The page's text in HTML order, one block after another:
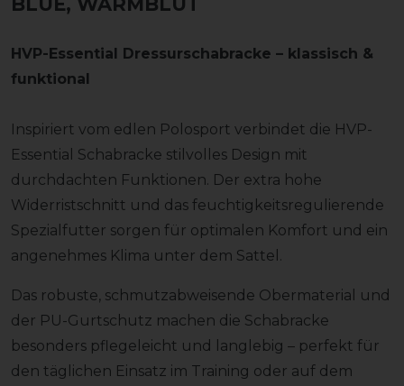
HVP-Essential Dressurschabracke – klassisch &
funktional
Inspiriert vom edlen Polosport verbindet die HVP-
Essential Schabracke stilvolles Design mit
durchdachten Funktionen. Der extra hohe
Widerristschnitt und das feuchtigkeitsregulierende
Spezialfutter sorgen für optimalen Komfort und ein
angenehmes Klima unter dem Sattel.
Das robuste, schmutzabweisende Obermaterial und
der PU-Gurtschutz machen die Schabracke
besonders pflegeleicht und langlebig – perfekt für
den täglichen Einsatz im Training oder auf dem